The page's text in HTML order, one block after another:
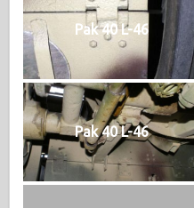
Pak 40 L-46
Pak 40 L-46